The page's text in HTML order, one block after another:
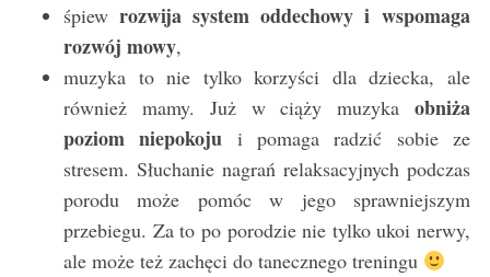
śpiew rozwija system oddechowy i wspomaga
rozwój mowy,
muzyka to nie tylko korzyści dla dziecka, ale
również mamy. Już w ciąży muzykaobniża
poziom niepokoju i pomaga radzić sobie ze
stresem. Słuchanie nagrań relaksacyjnych podczas
porodu może pomóc w jego sprawniejszym
przebiegu. Za to po porodzie nie tylko ukoi nerwy,
ale może też zachęci do tanecznego treningu